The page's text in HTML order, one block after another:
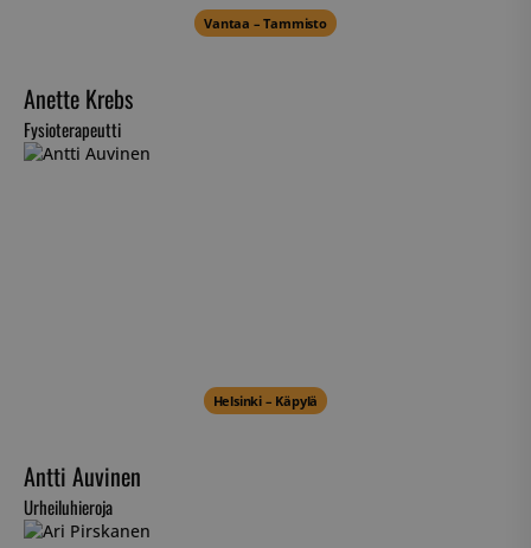
Vantaa – Tammisto
Anette Krebs
Fysioterapeutti
Helsinki – Käpylä
Antti Auvinen
Urheiluhieroja